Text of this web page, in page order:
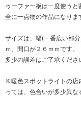
ゥーファー板は一度使う
全に一点物の作品になりま
サイズは、幅(一番広い部
ｍ、間口が２６ｍｍです。
多少の誤差はご了承くださ
※暖色スポットライトの店
っては、色合いが多少異